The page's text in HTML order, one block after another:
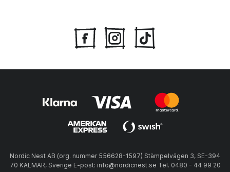
Nordic Nest AB (org. nummer 556628-1597) Stämpelvägen 3, SE-394
70 KALMAR, Sverige E-post: info@nordicnest.se Tel. 0480 - 44 99 20